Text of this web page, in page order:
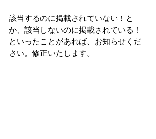
該当するのに掲載されていない！と
か、該当しないのに掲載されている！
といったことがあれば、お知らせくだ
さい。修正いたします。